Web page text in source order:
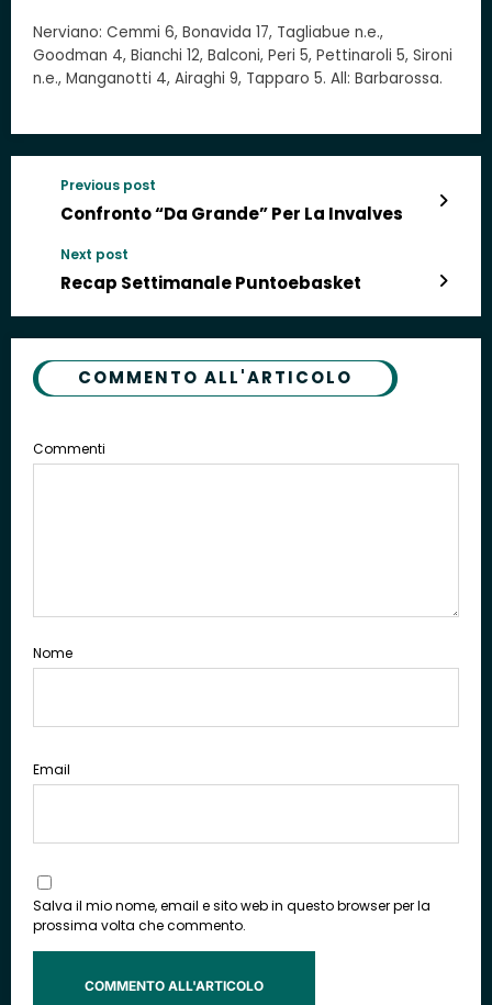
Nerviano: Cemmi 6, Bonavida 17, Tagliabue n.e.,
Goodman 4, Bianchi 12, Balconi, Peri 5, Pettinaroli 5, Sironi
n.e., Manganotti 4, Airaghi 9, Tapparo 5. All: Barbarossa.
Previous post
Confronto “da Grande” Per La Invalves
Next post
Recap Settimanale Puntoebasket
COMMENTO ALL'ARTICOLO
Commenti
Nome
Email
Salva il mio nome, email e sito web in questo browser per la
prossima volta che commento.